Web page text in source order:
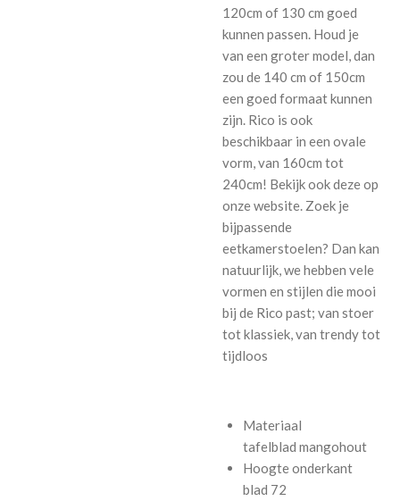
120cm of 130 cm goed
kunnen passen. Houd je
van een groter model, dan
zou de 140 cm of 150cm
een goed formaat kunnen
zijn. Rico is ook
beschikbaar in een ovale
vorm, van 160cm tot
240cm! Bekijk ook deze op
onze website. Zoek je
bijpassende
eetkamerstoelen? Dan kan
natuurlijk, we hebben vele
vormen en stijlen die mooi
bij de Rico past; van stoer
tot klassiek, van trendy tot
tijdloos
Materiaal
tafelblad mangohout
Hoogte onderkant
blad 72